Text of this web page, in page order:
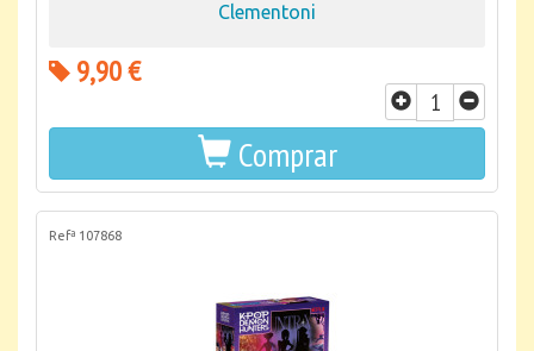
Clementoni
9,90 €
Comprar
Refª 107868